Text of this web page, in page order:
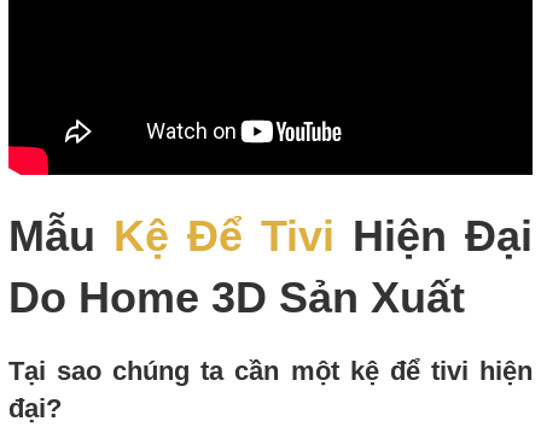
Mẫu Kệ Để Tivi Hiện Đại
Do Home 3D Sản Xuất
Tại sao chúng ta cần một kệ để tivi hiện
đại?